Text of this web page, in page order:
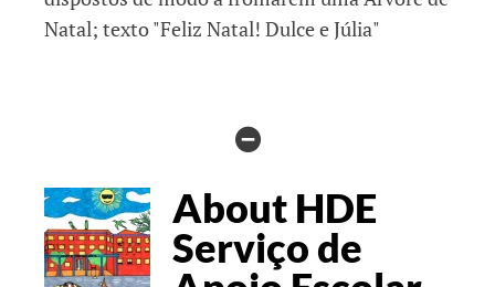
AUTHOR
BIO
About HDE
Serviço de